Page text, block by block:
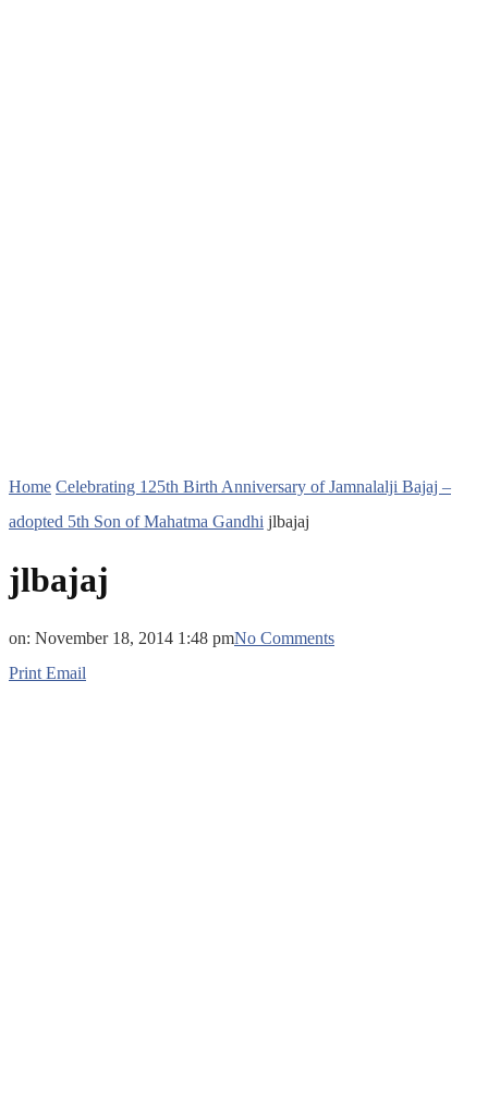
Home Celebrating 125th Birth Anniversary of Jamnalalji Bajaj –
adopted 5th Son of Mahatma Gandhi jlbajaj
jlbajaj
on: November 18, 2014 1:48 pmNo Comments
Print Email